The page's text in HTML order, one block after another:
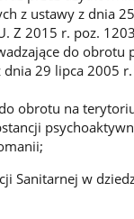
z ustawy z dnia
Z 2015 r. poz.
do obrotu
29 lipca 2005
obrotu na
Sanitarnej w